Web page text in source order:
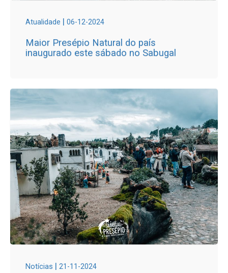
Atualidade | 06-12-2024
Maior Presépio Natural do país
inaugurado este sábado no Sabugal
Notícias | 21-11-2024